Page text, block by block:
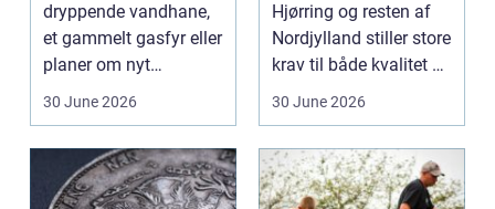
dryppende vandhane,
et gammelt gasfyr eller
planer om nyt
badeværelse, bliver
30 June 2026
Hjørring og resten af
Nordjylland stiller store
krav til både kvalitet og
hol...
30 June 2026